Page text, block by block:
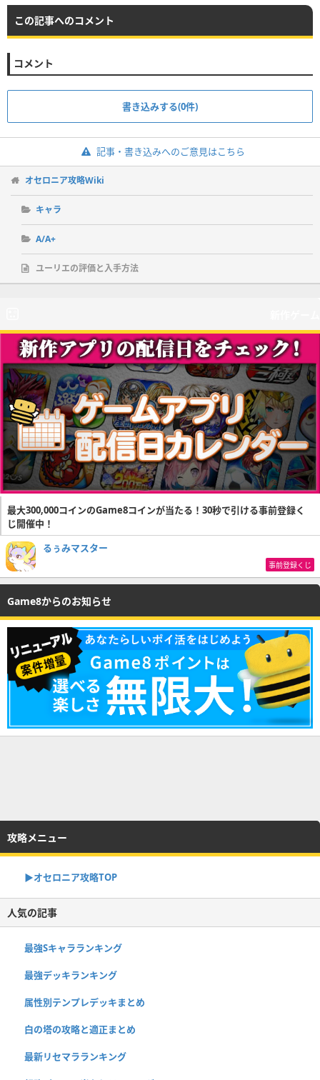
この記事へのコメント
コメント
書き込みする(0件)
記事・書き込みへのご意見はこちら
オセロニア攻略Wiki
キャラ
A/A+
ユーリエの評価と入手方法
最大300,000コインのGame8コインが当たる！30秒で引ける事前登録く
じ開催中！
るぅみマスター
事前登録くじ
Game8からのお知らせ
攻略メニュー
▶︎オセロニア攻略TOP
人気の記事
最強Sキャラランキング
最強デッキランキング
属性別テンプレデッキまとめ
白の塔の攻略と適正まとめ
最新リセマラランキング